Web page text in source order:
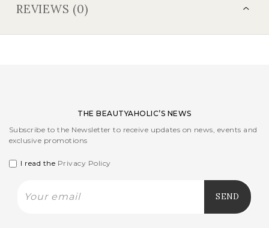
REVIEWS (0)
THE BEAUTYAHOLIC’S NEWS
Subscribe to the Newsletter to receive updates on news, events and
exclusive promotions
I read the Privacy Policy